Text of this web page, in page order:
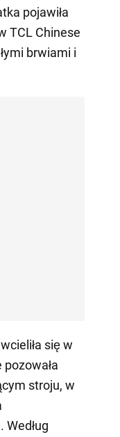
pojawiła
TCL Chinese
brwiami i
się w
stroju, w